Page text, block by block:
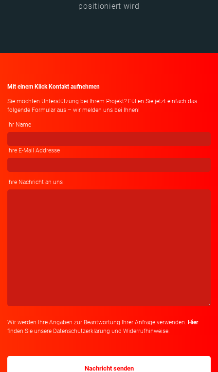
positioniert wird
Mit einem Klick Kontakt aufnehmen
Sie möchten Unterstützung bei Ihrem Projekt? Füllen Sie jetzt einfach das
folgende Formular aus – wir melden uns bei Ihnen!
Ihr Name
Ihre E-Mail Addresse
Ihre Nachricht an uns
Wir werden Ihre Angaben zur Beantwortung Ihrer Anfrage verwenden. Hier
finden Sie unsere Datenschutzerklärung und Widerrufhinweise.